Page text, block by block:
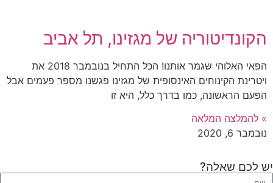
הקונדיטוריה של מגזינו, תל אביב
הפאי האלוהי שגמר אותנו! הכל התחיל בנובמבר 2018 את
ויטרינת הקינוחים האינסופית של מגזינו פגשנו מספר פעמים אבל
הפעם הראשונה, כמו בדרך כלל, היא זו
» להמלצה המלאה
נובמבר 6, 2020
יש לכם שאלה?